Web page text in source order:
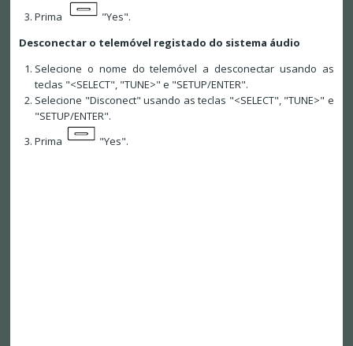
Prima
"Yes".
Desconectar o telemóvel registado do sistema áudio
Selecione o nome do telemóvel a desconectar usando as
teclas "<SELECT", "TUNE>" e "SETUP/ENTER".
Selecione "Disconect" usando as teclas "<SELECT", "TUNE>" e
"SETUP/ENTER".
Prima
"Yes".